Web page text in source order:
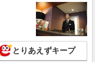
とりあえずキープ